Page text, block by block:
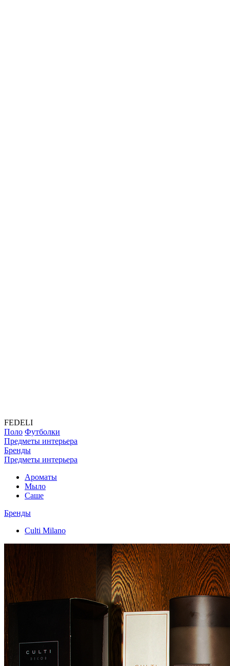
FEDELI
Поло Футболки
Предметы интерьера
Бренды
Предметы интерьера
Ароматы
Мыло
Саше
Бренды
Culti Milano